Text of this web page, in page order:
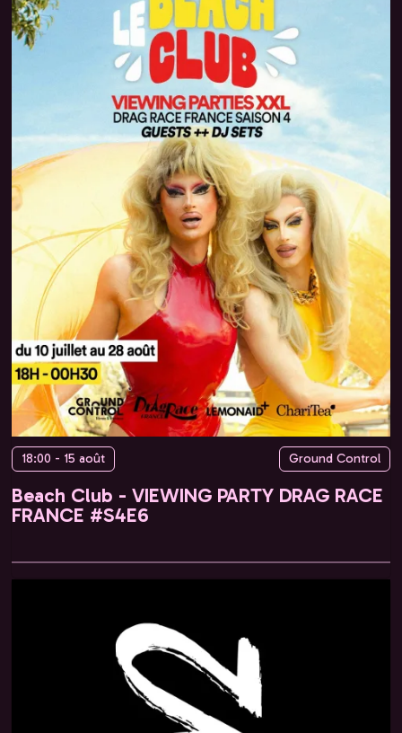
18:00 - 15 août Ground Control
Beach Club - VIEWING PARTY DRAG RACE
FRANCE #S4E6